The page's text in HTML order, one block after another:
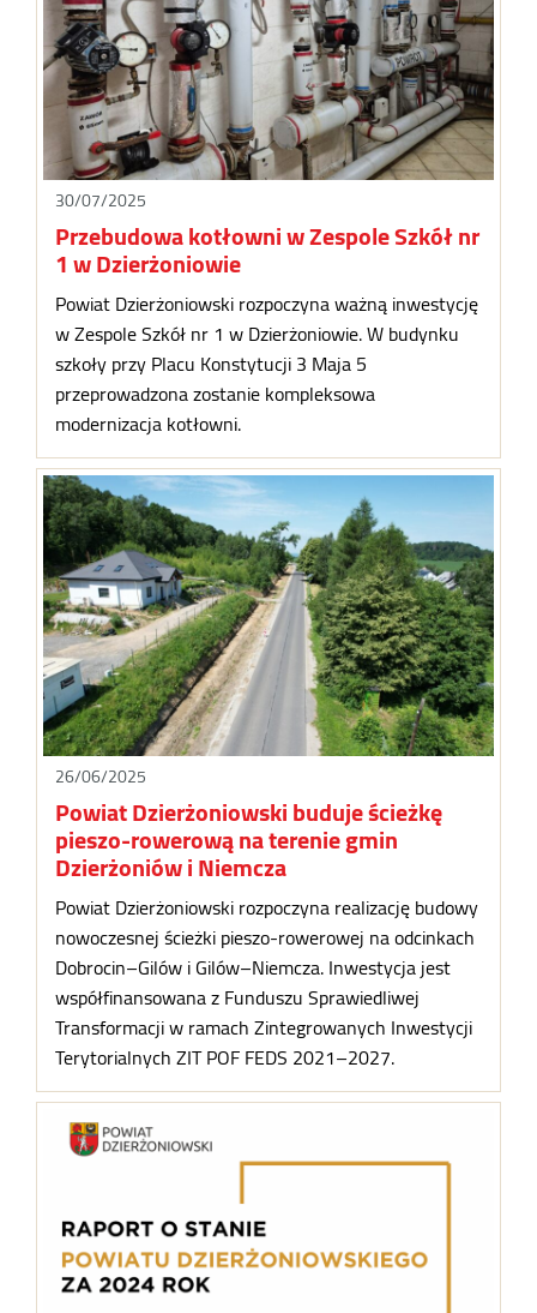
30/07/2025
Przebudowa kotłowni w Zespole Szkół nr
1 w Dzierżoniowie
Powiat Dzierżoniowski rozpoczyna ważną inwestycję
w Zespole Szkół nr 1 w Dzierżoniowie. W budynku
szkoły przy Placu Konstytucji 3 Maja 5
przeprowadzona zostanie kompleksowa
modernizacja kotłowni.
26/06/2025
Powiat Dzierżoniowski buduje ścieżkę
pieszo-rowerową na terenie gmin
Dzierżoniów i Niemcza
Powiat Dzierżoniowski rozpoczyna realizację budowy
nowoczesnej ścieżki pieszo-rowerowej na odcinkach
Dobrocin–Gilów i Gilów–Niemcza. Inwestycja jest
współfinansowana z Funduszu Sprawiedliwej
Transformacji w ramach Zintegrowanych Inwestycji
Terytorialnych ZIT POF FEDS 2021–2027.